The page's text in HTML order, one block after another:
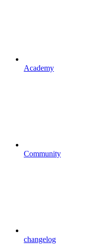
Academy
Community
changelog